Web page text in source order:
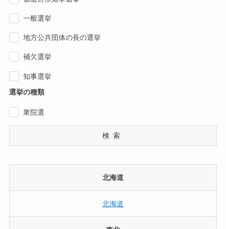
一般選挙
地方公共団体の長の選挙
補欠選挙
知事選挙
選挙の種類
衆院選
検索
北海道
北海道